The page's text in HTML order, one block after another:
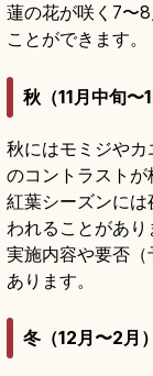
蓮の花が咲く7〜
ことができます。
秋（11月中旬〜
秋にはモミジや
のコントラストが
紅葉シーズンに
われることがあり
実施内容や要否
あります。
冬（12月〜2月